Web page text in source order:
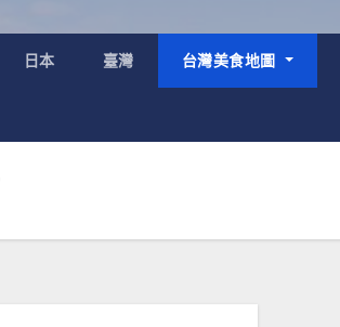
日本 臺灣 台灣美食地圖